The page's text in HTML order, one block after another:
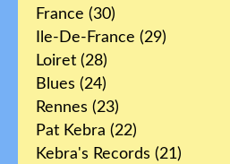
France (30)
Ile-De-France (29)
Loiret (28)
Blues (24)
Rennes (23)
Pat Kebra (22)
Kebra's Records (21)